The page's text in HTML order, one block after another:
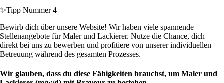
✨Tipp Nummer 4
Bewirb dich über unsere Website! Wir haben viele spannende
Stellenangebote für Maler und Lackierer. Nutze die Chance, dich
direkt bei uns zu bewerben und profitiere von unserer individuellen
Betreuung während des gesamten Prozesses.
Wir glauben, dass du diese Fähigkeiten brauchst, um Maler und